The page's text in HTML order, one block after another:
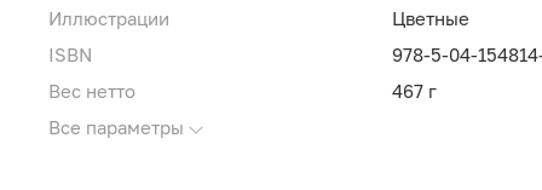
Иллюстрации
Цветные
ISBN
978-5-04-
Вес нетто
467 г
Все параметры